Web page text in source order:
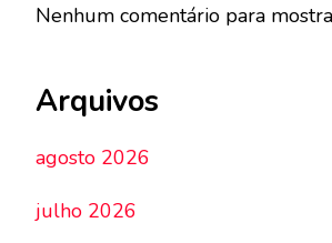
Nenhum comentário para
Arquivos
agosto 2026
julho 2026